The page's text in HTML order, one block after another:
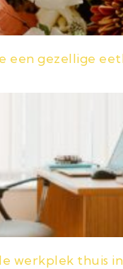
een gezellige
werkplek thuis